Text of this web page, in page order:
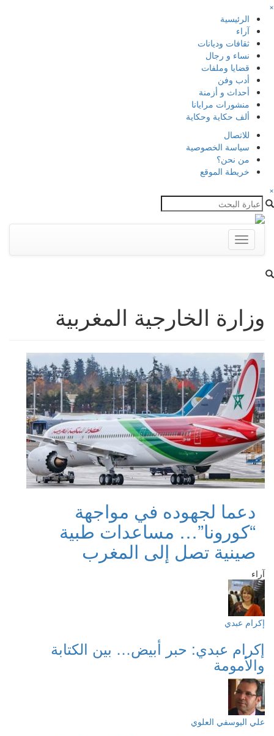
×
الرئيسية
آراء
ثقافات وديانات
نساء و رجال
قضايا وملفات
أدب وفن
أحداث و أزمنة
منشورات مرايانا
ألف حكاية وحكاية
للاتصال
سياسة الخصوصية
من نحن؟
خريطة الموقع
×
Toggle
navigation
وزارة الخارجية المغربية
دعما لجهوده في مواجهة
“كورونا”… مساعدات طبية
صينية تصل إلى المغرب
آراء
إكرام عبدي
إكرام عبدي: حبر أبيض… بين الكتابة
والأمومة
علي اليوسفي العلوي